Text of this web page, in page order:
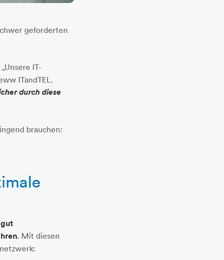
geforderten
IT-
ITandTEL.
durch diese
brauchen:
gut
. Mit diesen